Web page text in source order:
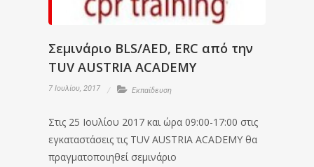
Σεμινάριο BLS/AED, ERC από την
TUV AUSTRIA ACADEMY
7 Ιουλίου, 2017 Εκπαίδευση
Στις 25 Ιουλίου 2017 και ώρα 09:00-17:00 στις
εγκαταστάσεις τις TUV AUSTRIA ACADEMY θα
πραγματοποιηθεί σεμινάριο